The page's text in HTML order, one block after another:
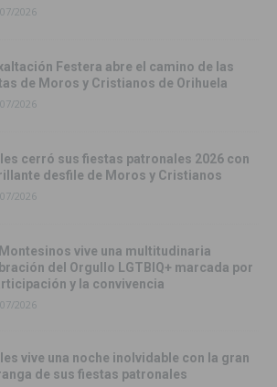
2026
Festera abre el camino de las
de Moros y Cristianos de Orihuela
2026
cerró sus fiestas patronales 2026 con
desfile de Moros y Cristianos
2026
vive una multitudinaria
del Orgullo LGTBIQ+ marcada por
y la convivencia
2026
vive una noche inolvidable con la gran
de sus fiestas patronales